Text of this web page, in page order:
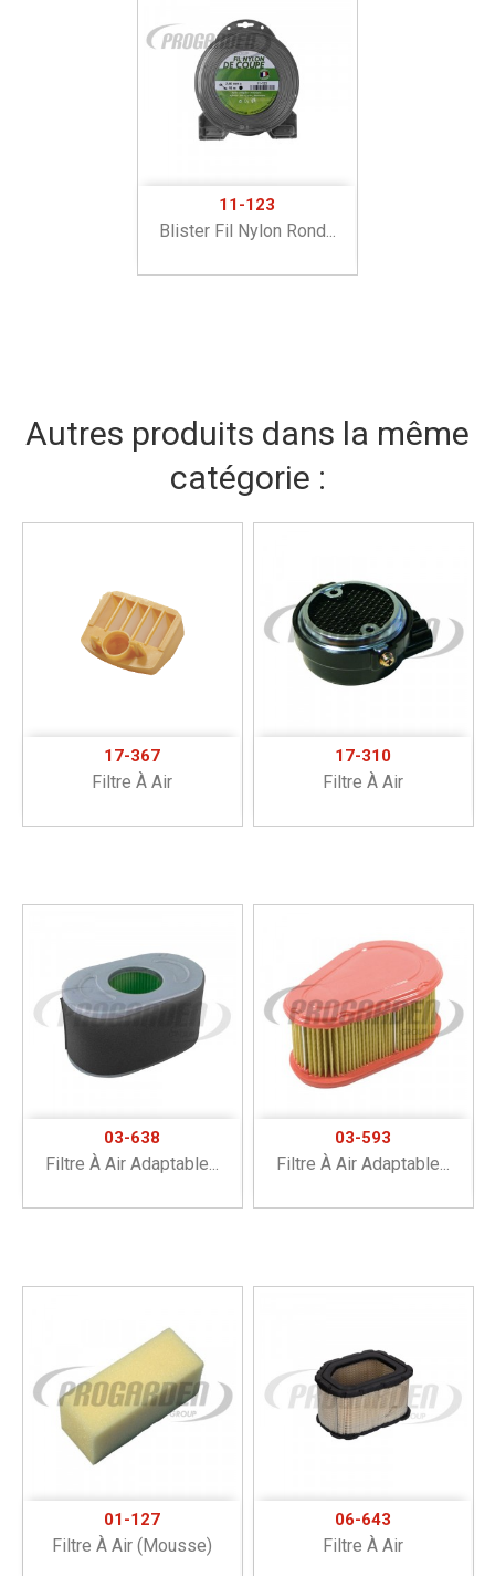
11-123
Blister Fil Nylon Rond...
Autres produits dans la même
catégorie :
17-367
Filtre À Air
17-310
Filtre À Air
03-638
Filtre À Air Adaptable...
03-593
Filtre À Air Adaptable...
01-127
Filtre À Air (mousse)
06-643
Filtre À Air